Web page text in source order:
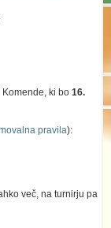
ki bo 16.
pravila):
več, na turnirju pa